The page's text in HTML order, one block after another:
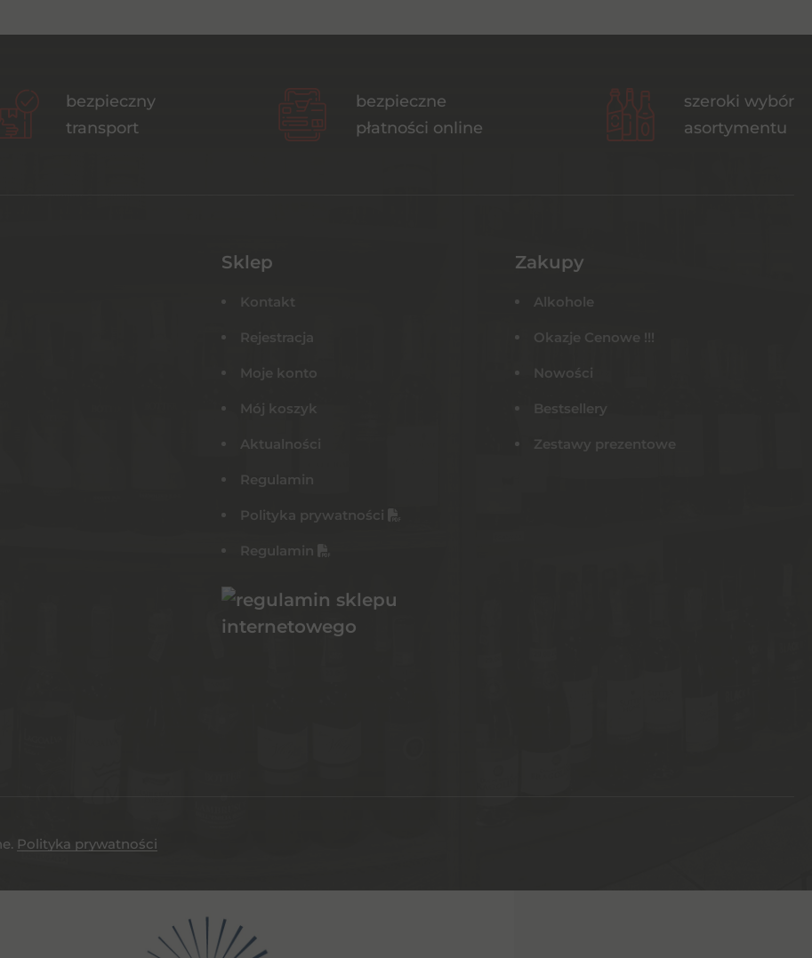
bezpieczny
transport
bezpieczne
płatności online
szeroki wybór
asortymentu
Sklep
Kontakt
Rejestracja
Moje konto
Mój koszyk
Aktualności
Regulamin
Polityka prywatności
Regulamin
Zakupy
Alkohole
Okazje Cenowe !!!
Nowości
Bestsellery
Zestawy prezentowe
Polityka prywatności